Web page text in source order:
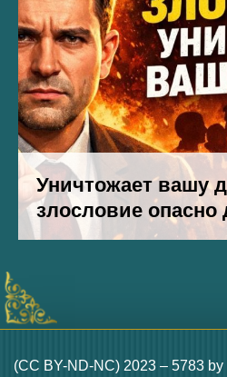
(CC BY-ND-NC) 2023 – 5783 by